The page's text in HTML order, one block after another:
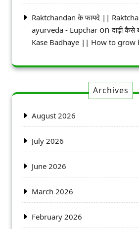
Raktchandan के फायदे ||
ayurveda - Eupchar onदाढ़ी
Kase Badhaye || How to grow
Archives
August 2026
July 2026
June 2026
March 2026
February 2026